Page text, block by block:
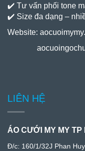
✔️ Tư vấn phối tone
✔️ Size đa dạng –
Website:
LIÊN HỆ
ÁO CƯỚI MY MY TP
Đ/c: 160/1/32J Phan